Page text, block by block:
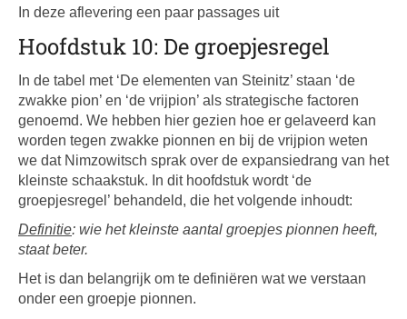
In deze aflevering een paar passages uit
Hoofdstuk 10: De groepjesregel
In de tabel met ‘De elementen van Steinitz’ staan ‘de
zwakke pion’ en ‘de vrijpion’ als strategische factoren
genoemd. We hebben hier gezien hoe er gelaveerd kan
worden tegen zwakke pionnen en bij de vrijpion weten
we dat Nimzowitsch sprak over de expansiedrang van het
kleinste schaakstuk. In dit hoofdstuk wordt ‘de
groepjesregel’ behandeld, die het volgende inhoudt:
Definitie: wie het kleinste aantal groepjes pionnen heeft,
staat beter.
Het is dan belangrijk om te definiëren wat we verstaan
onder een groepje pionnen.